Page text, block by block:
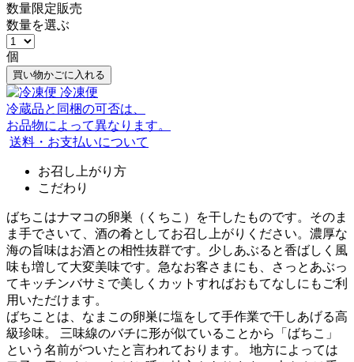
数量限定販売
数量を選ぶ
個
買い物かごに入れる
冷凍便
冷蔵品と同梱の可否は、
お品物によって異なります。
送料・お支払いについて
お召し上がり方
こだわり
ばちこはナマコの卵巣（くちこ）を干したものです。そのま
ま手でさいて、酒の肴としてお召し上がりください。濃厚な
海の旨味はお酒との相性抜群です。少しあぶると香ばしく風
味も増して大変美味です。急なお客さまにも、さっとあぶっ
てキッチンバサミで美しくカットすればおもてなしにもご利
用いただけます。
ばちことは、なまこの卵巣に塩をして手作業で干しあげる高
級珍味。 三味線のバチに形が似ていることから「ばちこ」
という名前がついたと言われております。 地方によっては